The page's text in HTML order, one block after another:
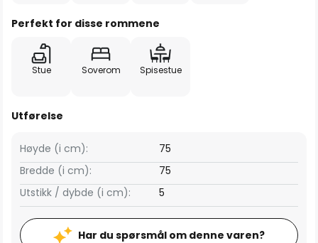
Perfekt for disse rommene
Stue Soverom Spisestue
Utførelse
Bredde (i cm): 75
Høyde (i cm): 75
Utstikk / dybde (i cm): 5
Har du spørsmål om denne varen?